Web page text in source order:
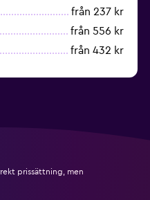
från 237 kr
från 556 kr
från 432 kr
prissättning, men